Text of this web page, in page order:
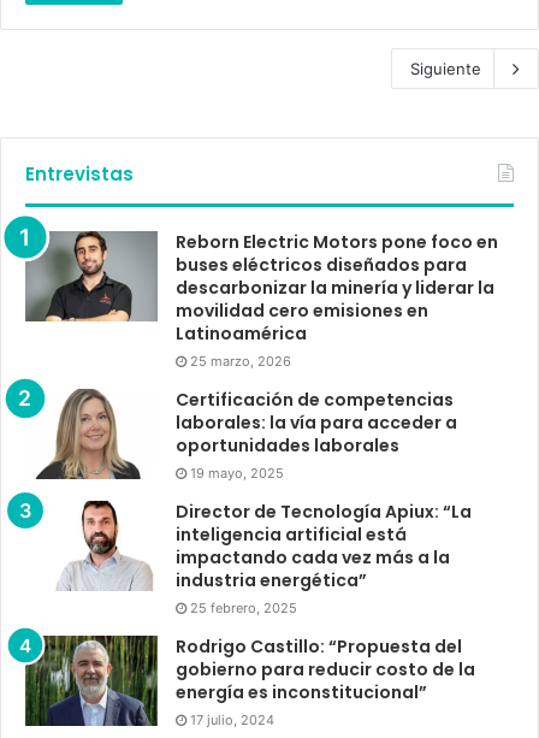
Siguiente
Entrevistas
Reborn Electric Motors pone foco en
buses eléctricos diseñados para
descarbonizar la minería y liderar la
movilidad cero emisiones en
Latinoamérica
25 marzo, 2026
Certificación de competencias
laborales: la vía para acceder a
oportunidades laborales
19 mayo, 2025
Director de Tecnología Apiux: “La
inteligencia artificial está
impactando cada vez más a la
industria energética”
25 febrero, 2025
Rodrigo Castillo: “Propuesta del
gobierno para reducir costo de la
energía es inconstitucional”
17 julio, 2024